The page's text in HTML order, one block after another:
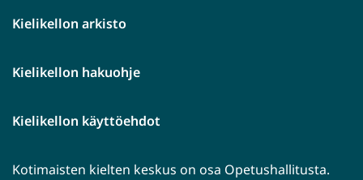
Kielikellon arkisto
Kielikellon hakuohje
Kielikellon käyttöehdot
Kotimaisten kielten keskus on osa Opetushallitusta.